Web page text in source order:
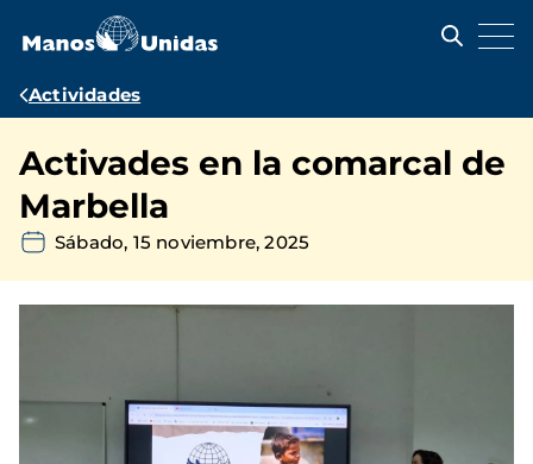
contenido
Ruta
navegación
Actividades
Activades en la comarcal de
Marbella
Sábado, 15 noviembre, 2025